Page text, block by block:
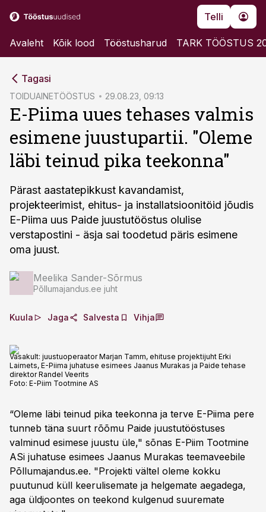
Telli
Avaleht Kõik lood Tööstusharud TARK TÖÖSTUS
Tagasi
TOIDUAINETÖÖSTUS 29.08.23, 09:13
E-Piima uues tehases valmis
esimene juustupartii. "Oleme
läbi teinud pika teekonna"
Pärast aastatepikkust kavandamist,
projekteerimist, ehitus- ja installatsioonitöid jõudis
E-Piima uus Paide juustutööstus olulise
verstapostini - äsja sai toodetud päris esimene
oma juust.
Meelika Sander-Sõrmus
Põllumajandus.ee juht
Kuula Jaga Salvesta Vihja
Vasakult: juustuoperaator Marjan Tamm, ehituse projektijuht Erki
Laimets, E-Piima juhatuse esimees Jaanus Murakas ja Paide tehase
direktor Randel Veerits
Foto: E-Piim Tootmine AS
“Oleme läbi teinud pika teekonna ja terve E-Piima pere
tunneb täna suurt rõõmu Paide juustutööstuses
valminud esimese juustu üle," sõnas E-Piim Tootmine
ASi juhatuse esimees Jaanus Murakas teemaveebile
Põllumajandus.ee. "Projekti vältel oleme kokku
puutunud küll keerulisemate ja helgemate aegadega,
aga üldjoontes on teekond kulgenud suuremate